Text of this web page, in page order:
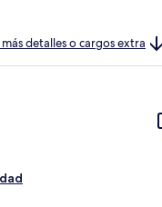
detalles o cargos extra